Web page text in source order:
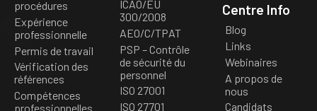
procédures
Expérience
professionnelle
Permis de travail
Vérification des
références
Compétences
professionnelles
ICAO/EU
300/2008
AEO/C/TPAT
PSP – Contrôle
de sécurité du
personnel
ISO 27001
ISO 27701
Centre Info
Blog
Links
Webinaires
A propos de
nous
Candidats